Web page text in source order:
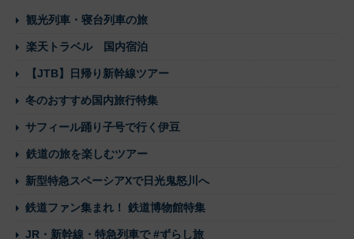
観光列車・寝台列車の旅
楽天トラベル 国内宿泊
【JTB】日帰り新幹線ツアー
冬のおすすめ国内旅行特集
サフィール踊り子号で行く伊豆
鉄道の旅を楽しむツアー
新型特急スペーシアXで日光鬼怒川へ
鉄道ファン集まれ！ 鉄道博物館特集
JR・新幹線・特急列車で #ずらし旅